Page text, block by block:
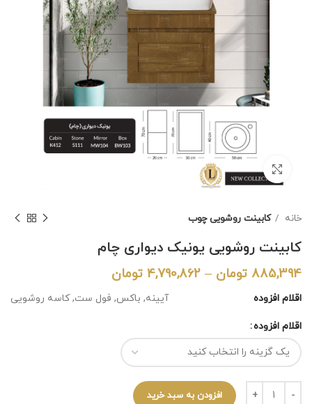
برای بزرگنمایی کلیک کنید
خانه کابینت روشویی چوب
کابینت روشویی یونیک دیواری چام
885,394 تومان –
4,790,862 تومان
اقلام افزوده آیینه, باکس, فول ست, کاسه روشویی
اقلام افزوده
افزودن به سبد خرید